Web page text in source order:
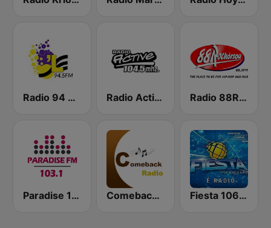
Radio 94 Curacao 94.5 FM Radio Active 104.5 FM Radio 88Rockorsou
Paradise 103.1 FM Comebackradio Fiesta 106.3 FM